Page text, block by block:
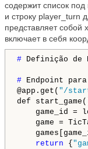
содержит список
и строку player_turn
представляет собой
включает в себя
# Definição de
# Endpoint
@app.get( "/
def
game_id =
game =
return {